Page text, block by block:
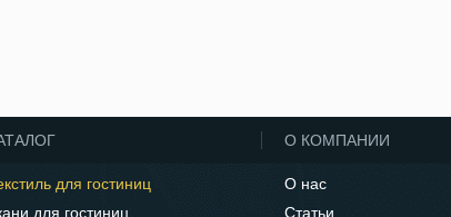
О КОМПАНИИ
для гостиниц
для гостиниц
О нас
Статьи